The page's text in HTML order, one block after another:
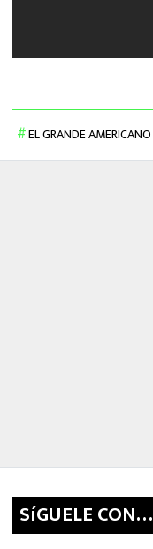
EL GRANDE AMERICANO
SíGUELE CON…